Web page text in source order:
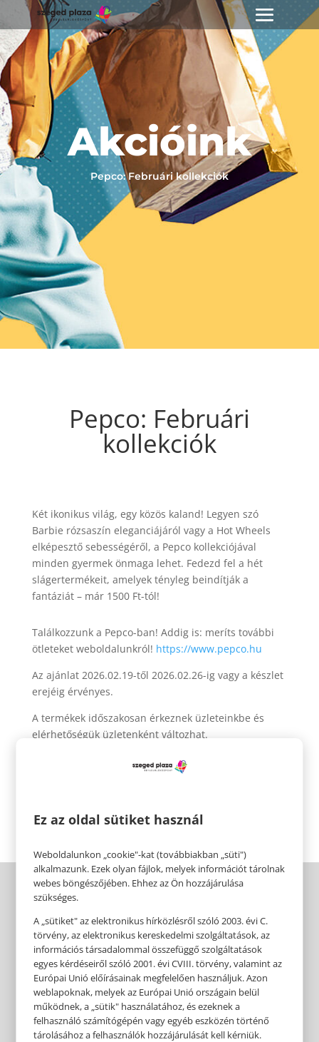
Akcióink
Pepco: Februári kollekciók
Pepco: Februári
kollekciók
Két ikonikus világ, egy közös kaland! Legyen szó
Barbie rózsaszín eleganciájáról vagy a Hot Wheels
elképesztő sebességéről, a Pepco kollekciójával
minden gyermek önmaga lehet. Fedezd fel a hét
slágertermékeit, amelyek tényleg beindítják a
fantáziát – már 1500 Ft-tól!
Találkozzunk a Pepco-ban! Addig is: meríts további
ötleteket weboldalunkról! https://www.pepco.hu
Az ajánlat 2026.02.19-től 2026.02.26-ig vagy a készlet
erejéig érvényes.
A termékek időszakosan érkeznek üzleteinkbe és
elérhetőségük üzletenként változhat.
Ez az oldal sütiket használ
Weboldalunkon „cookie"-kat (továbbiakban „süti")
alkalmazunk. Ezek olyan fájlok, melyek információt tárolnak
webes böngészőjében. Ehhez az Ön hozzájárulása
szükséges.
A „sütiket" az elektronikus hírközlésről szóló 2003. évi C.
törvény, az elektronikus kereskedelmi szolgáltatások, az
információs társadalommal összefüggő szolgáltatások
egyes kérdéseiről szóló 2001. évi CVIII. törvény, valamint az
Európai Unió előírásainak megfelelően használjuk. Azon
weblapoknak, melyek az Európai Unió országain belül
működnek, a „sütik" használatához, és ezeknek a
felhasználó számítógépén vagy egyéb eszközén történő
tárolásához a felhasználók hozzájárulását kell kérniük.